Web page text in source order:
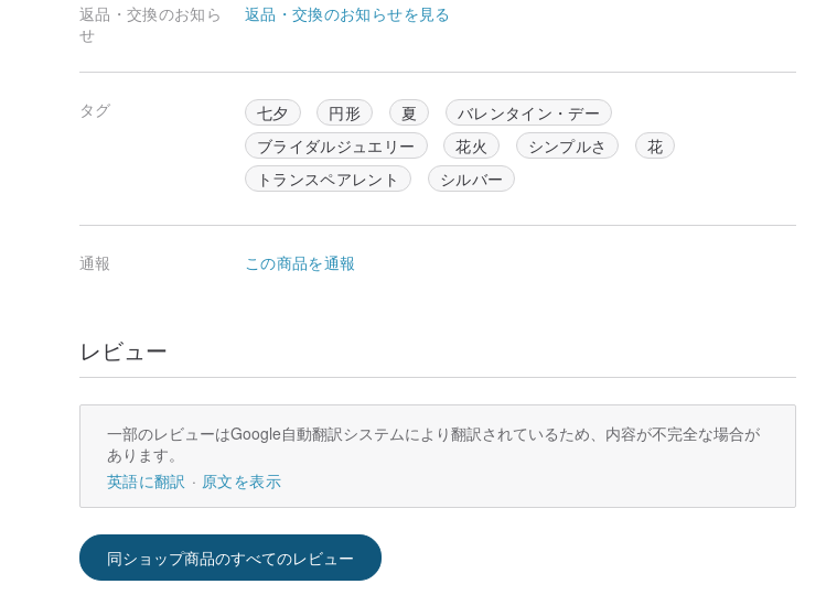
返品・交換のお知ら
せ
返品・交換のお知らせを見る
タグ 七夕 円形 夏
バレンタイン・デー
ブライダルジュエリー
花火 シンプルさ
花
トランスペアレント
シルバー
通報 この商品を通報
レビュー
一部のレビューはGoogle自動翻訳システムにより翻訳されているため、内容が不完全な場合が
あります。
英語に翻訳
原文を表示
同ショップ商品のすべてのレビュー